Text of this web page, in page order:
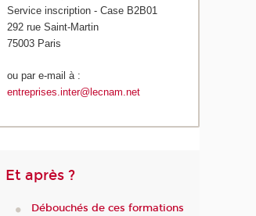
Service inscription - Case B2B01
292 rue Saint-Martin
75003 Paris
ou par e-mail à :
entreprises.inter@lecnam.net
Et après ?
Débouchés de ces formations